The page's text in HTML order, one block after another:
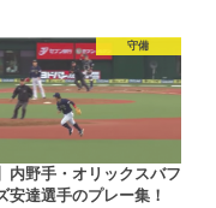
守備
内野手・オリックスバフ
安達選手のプレー集！